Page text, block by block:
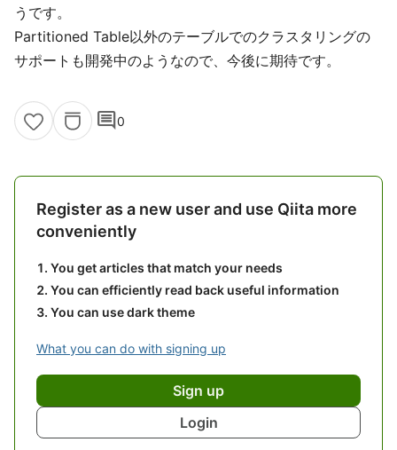
うです。
Partitioned Table以外のテーブルでのクラスタリングの
サポートも開発中のようなので、今後に期待です。
comment0
Register as a new user and use Qiita more
conveniently
You get articles that match your needs
You can efficiently read back useful information
You can use dark theme
What you can do with signing up
Sign up
Login